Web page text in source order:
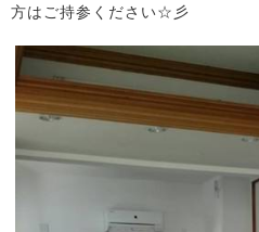
方はご持参ください☆彡